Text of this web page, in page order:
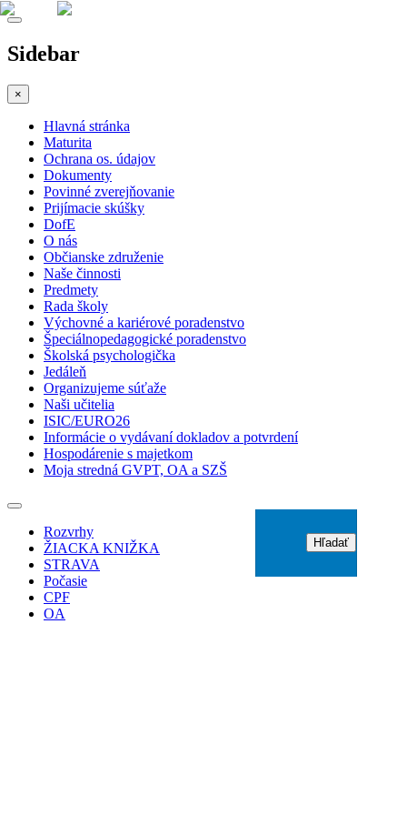
Sidebar
×
Hlavná stránka
Maturita
Ochrana os. údajov
Dokumenty
Povinné zverejňovanie
Prijímacie skúšky
DofE
O nás
Občianske združenie
Naše činnosti
Predmety
Rada školy
Výchovné a kariérové poradenstvo
Špeciálnopedagogické poradenstvo
Školská psychologička
Jedáleň
Organizujeme súťaže
Naši učitelia
ISIC/EURO26
Informácie o vydávaní dokladov a potvrdení
Hospodárenie s majetkom
Moja stredná GVPT, OA a SZŠ
Hľadať
Rozvrhy
ŽIACKA KNIŽKA
STRAVA
Počasie
CPF
OA